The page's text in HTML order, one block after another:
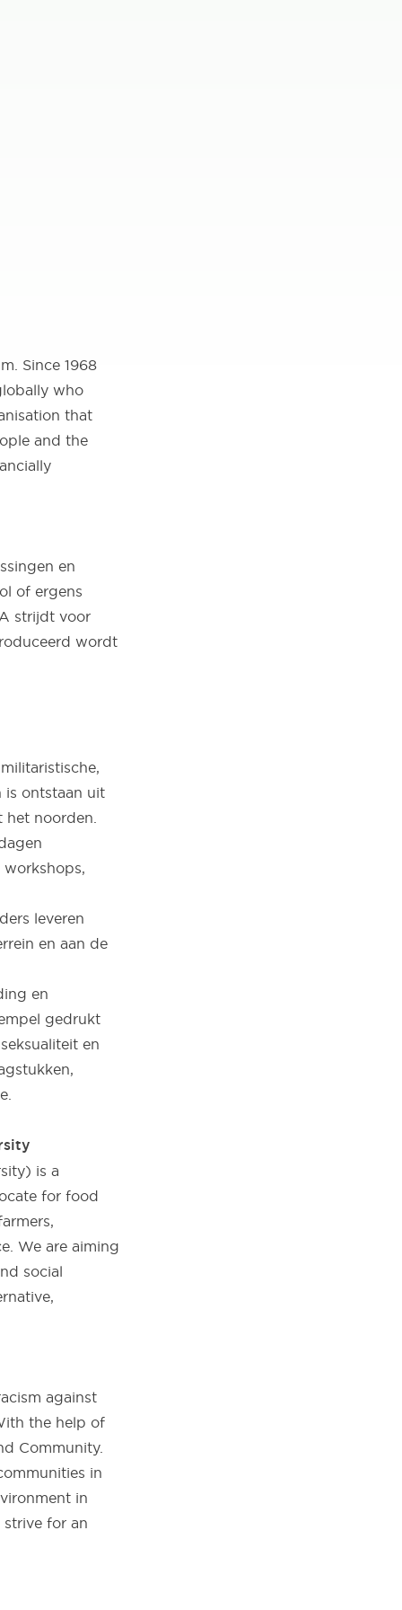
Since 1968
who
that
and the
en
of ergens
strijdt voor
wordt
is ontstaan uit
het noorden.
leveren
en aan de
en
gedrukt
en
is a
for food
We are aiming
social
against
the help of
Community.
in
in
for an